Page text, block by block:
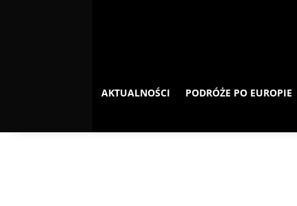
AKTUALNOŚCI PODRÓŻE PO EUROPIE